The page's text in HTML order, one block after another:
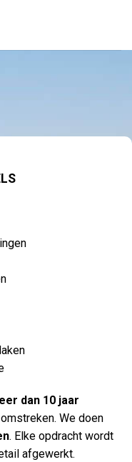
dan 10 jaar
We doen
. Elke opdracht wordt
afgewerkt.